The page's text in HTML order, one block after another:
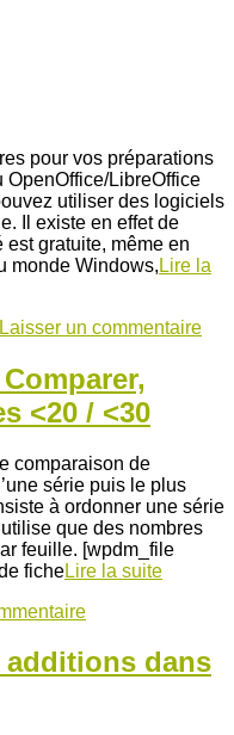
pour vos préparations
OpenOffice/LibreOffice
utiliser des logiciels
Il existe en effet de
gratuite, même en
monde Windows, Lire la
Laisser un commentaire
<20 / <30
comparaison de
série puis le plus
à ordonner une série
que des nombres
feuille. [wpdm_file
ficheLire la suite
additions dans